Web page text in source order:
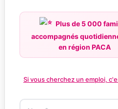
Plus de 5 000
accompagnés
en région PACA
Si vous cherchez un emploi,